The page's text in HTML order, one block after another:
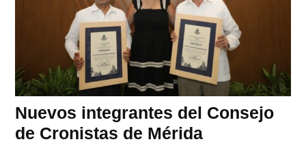
Nuevos integrantes del Consejo
de Cronistas de Mérida